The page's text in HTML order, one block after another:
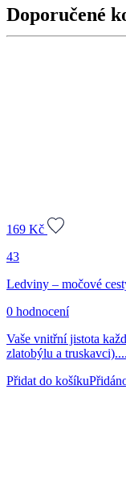
množství
Doporučené
169 Kč
43
Ledviny – močové
0 hodnocení
Vaše vnitřní jistota
zlatobýlu a truskavci)....
Přidat do košíku